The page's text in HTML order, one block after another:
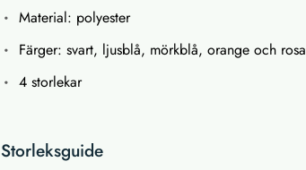
Material: polyester
Färger: svart, ljusblå, mörkblå, orange och rosa
4 storlekar
Storleksguide